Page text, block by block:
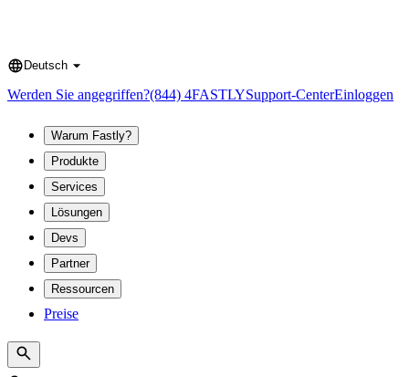
Language
Deutsch
Werden Sie angegriffen?(844) 4FASTLYSupport-CenterEinloggen
Warum Fastly?
Produkte
Services
Lösungen
Devs
Partner
Ressourcen
Preise